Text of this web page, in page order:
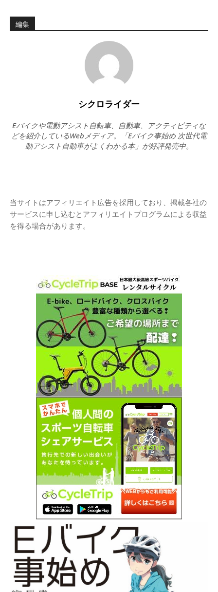
編集
シクロライダー
Eバイクや電動アシスト自転車、自動車、アクティビティな
どを紹介しているWebメディア。「Eバイク事始め 次世代電
動アシスト自動車がよくわかる本」が好評発売中。
当サイトはアフィリエイト広告を採用しており、掲載各社の
サービスに申し込むとアフィリエイトプログラムによる収益
を得る場合があります。